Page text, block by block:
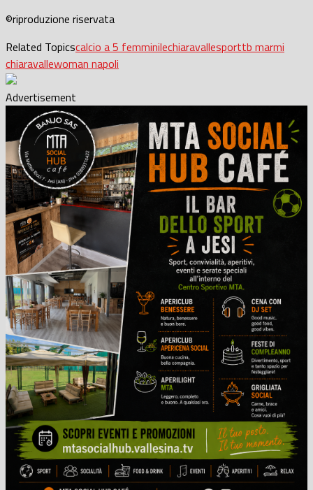
©riproduzione riservata
Related Topicscalcio a 5 femminilechiaravallesporttb marmi
chiaravallewoman napoli
Advertisement